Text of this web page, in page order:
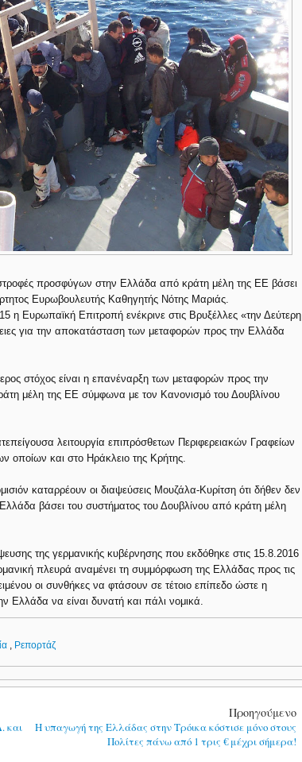
προσφύγων στην Ελλάδα από κράτη μέλη της ΕΕ βάσει
Ευρωβουλευτής Καθηγητής Νότης Μαριάς.
η Ευρωπαϊκή Επιτροπή ενέκρινε στις Βρυξέλλες «την Δεύτερη
για την αποκατάσταση των μεταφορών προς την Ελλάδα
στόχος είναι η επανέναρξη των μεταφορών προς την
μέλη της ΕΕ σύμφωνα με τον Κανονισμό του Δουβλίνου
λειτουργία επιπρόσθετων Περιφερειακών Γραφείων
οποίων και στο Ηράκλειο της Κρήτης.
καταρρέουν οι διαψεύσεις Μουζάλα-Κυρίτση ότι δήθεν δεν
βάσει του συστήματος του Δουβλίνου από κράτη μέλη
της γερμανικής κυβέρνησης που εκδόθηκε στις 15.8.2016
πλευρά αναμένει τη συμμόρφωση της Ελλάδας προς τις
οι συνθήκες να φτάσουν σε τέτοιο επίπεδο ώστε η
να είναι δυνατή και πάλι νομικά.
Ρεπορτάζ
και
Προηγούμενο
H υπαγωγή της Ελλάδας στην Τρόικα κόστισε μόνο στους
Πολίτες πάνω από 1 τρις € μέχρι σήμερα!